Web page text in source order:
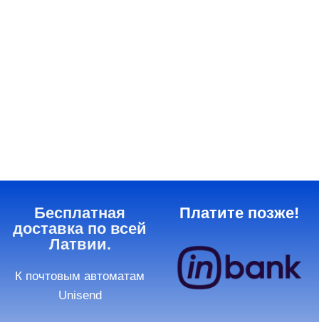
Бесплатная
доставка по всей
Латвии.
К почтовым автоматам
Unisend
Платите позже!